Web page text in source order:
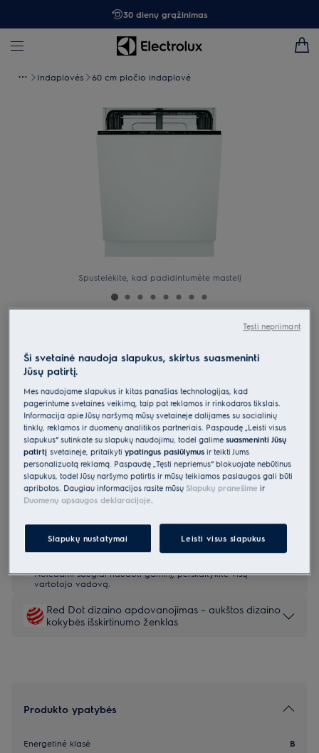
30 dienų grąžinimas
Indaplovės 60 cm pločio indaplovė
Spustelėkite, kad padidintumėte mastelį
Montuojama indaplovė 60 cm 600
serija SmartSelect
4.7 (6)
Gaminio informacijos lapas
Pagrindiniai privalumai
600 serijos indaplovės siūlo didesnę purškimo aprėptį ir pakrovimo
galimybes.
„QuickSelect 2.0“ parodo, kaip trukmė veikia energijos sąnaudas.
Galingas, dvigubas besisukantis purkštuvas su „360Clean“
nuodugniam plovimui.
Saugos instrukcijos ir saugos įspėjimai pagal ES reglamentą
Norėdami saugiai naudoti gaminį, perskaitykite visą
vartotojo vadovą.
Red Dot dizaino apdovanojimas – aukštos dizaino
kokybės išskirtinumo ženklas
Produkto ypatybės
Energetinė klasė B
Ši svetainė naudoja slapukus, skirtus suasmeninti
Jūsų patirtį.
Mes naudojame slapukus ir kitas panašias technologijas, kad
pagerintume svetainės veikimą, taip pat reklamos ir rinkodaros tikslais.
Informacija apie Jūsų naršymą mūsų svetainėje dalijamės su socialinių
tinklų, reklamos ir duomenų analitikos partneriais. Paspaudę „Leisti visus
slapukus“ sutinkate su slapukų naudojimu, todėl galimesuasmeninti Jūsų
patirtįsvetainėje, pritaikytiypatingus pasiūlymus ir teikti Jums
personalizuotą reklamą. Paspaudę „Tęsti nepriėmus“ blokuojate nebūtinus
slapukus, todėl Jūsų naršymo patirtis ir mūsų teikiamos paslaugos gali būti
apribotos. Daugiau informacijos rasite mūsų Slapukų pranešime ir
Duomenų apsaugos deklaracijoje.
Slapukų nustatymai Leisti visus slapukus
Tęsti nepriimant